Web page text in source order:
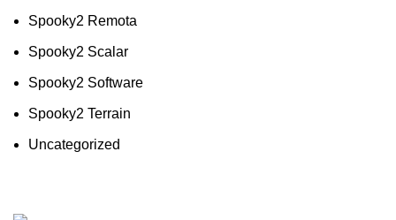
Spooky2 Remota
Spooky2 Scalar
Spooky2 Software
Spooky2 Terrain
Uncategorized